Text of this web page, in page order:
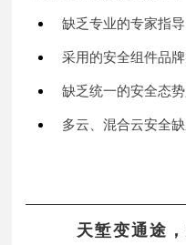
缺乏专业的专家指
采用的安全组件品
缺乏统一的安全态
多云、混合云安全
天堑变通途